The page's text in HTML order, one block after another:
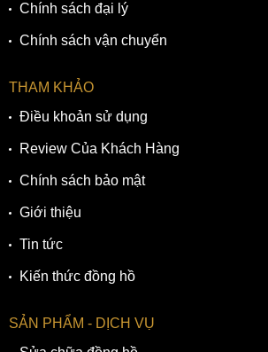
Chính sách đại lý
Chính sách vận chuyển
THAM KHẢO
Điều khoản sử dụng
Review Của Khách Hàng
Chính sách bảo mật
Giới thiệu
Tin tức
Kiến thức đồng hồ
SẢN PHẨM - DỊCH VỤ